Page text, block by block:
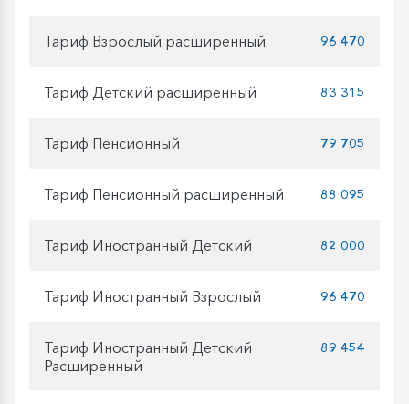
Тариф Взрослый расширенный 96 470
Тариф Детский расширенный 83 315
Тариф Пенсионный 79 705
Тариф Пенсионный расширенный 88 095
Тариф Иностранный Детский 82 000
Тариф Иностранный Взрослый 96 470
Тариф Иностранный Детский
Расширенный
89 454